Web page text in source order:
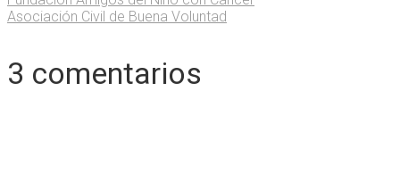
Asociación Civil de Buena Voluntad
3 comentarios